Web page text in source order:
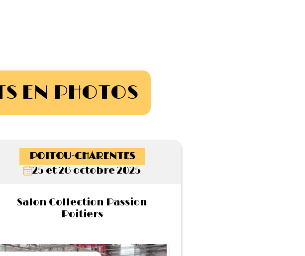
EN PHOTOS
POITOU-CHARENTES
25 et 26 octobre 2025
Salon Collection Passion
Poitiers